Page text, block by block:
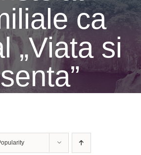
ca
„Viata si